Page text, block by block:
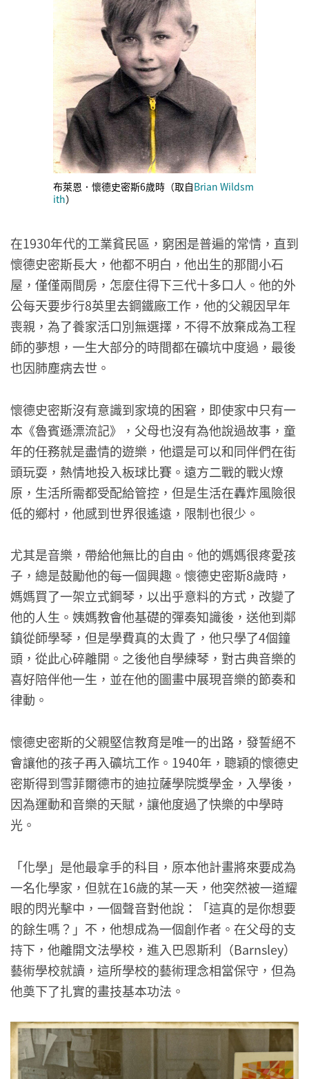
布萊恩．懷德史密斯6歲時（取自Brian Wildsm
ith）
在1930年代的工業貧民區，窮困是普遍的常情，直到
懷德史密斯長大，他都不明白，他出生的那間小石
屋，僅僅兩間房，怎麼住得下三代十多口人。他的外
公每天要步行8英里去鋼鐵廠工作，他的父親因早年
喪親，為了養家活口別無選擇，不得不放棄成為工程
師的夢想，一生大部分的時間都在礦坑中度過，最後
也因肺塵病去世。
懷德史密斯沒有意識到家境的困窘，即使家中只有一
本《魯賓遜漂流記》，父母也沒有為他說過故事，童
年的任務就是盡情的遊樂，他還是可以和同伴們在街
頭玩耍，熱情地投入板球比賽。遠方二戰的戰火燎
原，生活所需都受配給管控，但是生活在轟炸風險很
低的鄉村，他感到世界很遙遠，限制也很少。
尤其是音樂，帶給他無比的自由。他的媽媽很疼愛孩
子，總是鼓勵他的每一個興趣。懷德史密斯8歲時，
媽媽買了一架立式鋼琴，以出乎意料的方式，改變了
他的人生。姨媽教會他基礎的彈奏知識後，送他到鄰
鎮從師學琴，但是學費真的太貴了，他只學了4個鐘
頭，從此心碎離開。之後他自學練琴，對古典音樂的
喜好陪伴他一生，並在他的圖畫中展現音樂的節奏和
律動。
懷德史密斯的父親堅信教育是唯一的出路，發誓絕不
會讓他的孩子再入礦坑工作。1940年，聰穎的懷德史
密斯得到雪菲爾德市的迪拉薩學院獎學金，入學後，
因為運動和音樂的天賦，讓他度過了快樂的中學時
光。
「化學」是他最拿手的科目，原本他計畫將來要成為
一名化學家，但就在16歲的某一天，他突然被一道耀
眼的閃光擊中，一個聲音對他說：「這真的是你想要
的餘生嗎？」不，他想成為一個創作者。在父母的支
持下，他離開文法學校，進入巴恩斯利（Barnsley）
藝術學校就讀，這所學校的藝術理念相當保守，但為
他奠下了扎實的畫技基本功法。